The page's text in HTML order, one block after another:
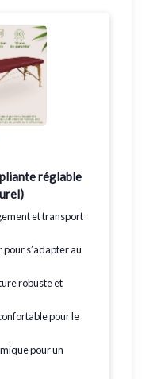
réglable
et transport
pour s’adapter au
robuste et
pour le
pour un